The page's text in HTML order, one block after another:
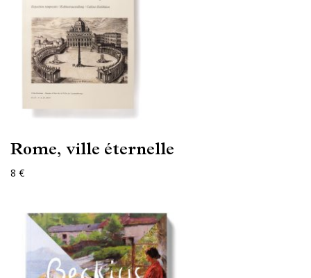
Rome, ville éternelle
8 €